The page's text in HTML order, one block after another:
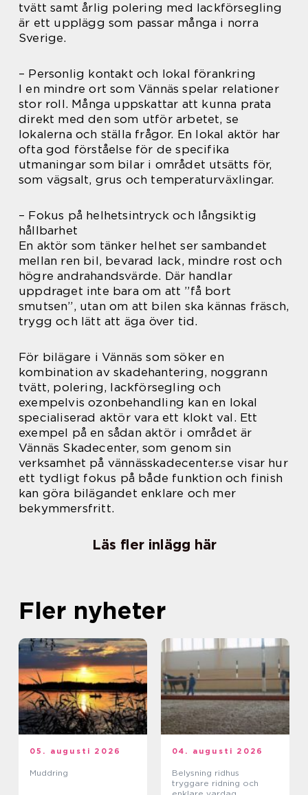
tvätt samt årlig polering med lackförsegling
är ett upplägg som passar många i norra
Sverige.
– Personlig kontakt och lokal förankring
I en mindre ort som Vännäs spelar relationer
stor roll. Många uppskattar att kunna prata
direkt med den som utför arbetet, se
lokalerna och ställa frågor. En lokal aktör har
ofta god förståelse för de specifika
utmaningar som bilar i området utsätts för,
som vägsalt, grus och temperaturväxlingar.
– Fokus på helhetsintryck och långsiktig
hållbarhet
En aktör som tänker helhet ser sambandet
mellan ren bil, bevarad lack, mindre rost och
högre andrahandsvärde. Där handlar
uppdraget inte bara om att ”få bort
smutsen”, utan om att bilen ska kännas fräsch,
trygg och lätt att äga över tid.
För bilägare i Vännäs som söker en
kombination av skadehantering, noggrann
tvätt, polering, lackförsegling och
exempelvis ozonbehandling kan en lokal
specialiserad aktör vara ett klokt val. Ett
exempel på en sådan aktör i området är
Vännäs Skadecenter, som genom sin
verksamhet på vännässkadecenter.se visar hur
ett tydligt fokus på både funktion och finish
kan göra bilägandet enklare och mer
bekymmersfritt.
Läs fler inlägg här
Fler nyheter
05. augusti 2026
Muddring
04. augusti 2026
Belysning ridhus
tryggare ridning och